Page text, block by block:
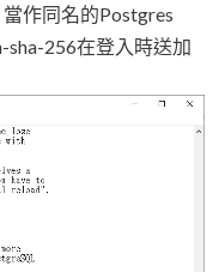
作同名的Postgres
sha-256在登入時送加